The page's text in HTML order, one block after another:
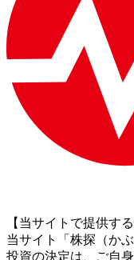
【当サイトで提供す
当サイト「株探（か
投資の決定は、ご自